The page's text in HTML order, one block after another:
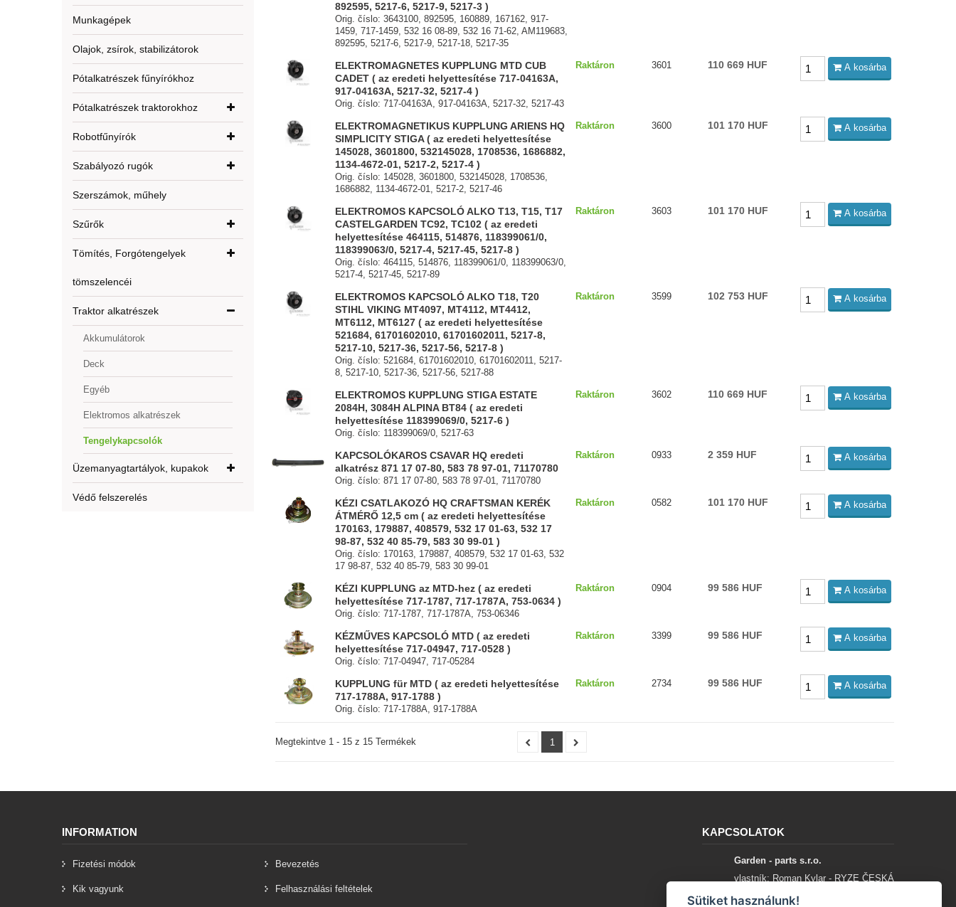
Munkagépek
Olajok, zsírok, stabilizátorok
Pótalkatrészek fűnyírókhoz
Pótalkatrészek traktorokhoz
Robotfűnyírók
Szabályozó rugók
Szerszámok, műhely
Szűrők
Tömítés, Forgótengelyek
tömszelencéi
Traktor alkatrészek
Akkumulátorok
Deck
Egyéb
Elektromos alkatrészek
Tengelykapcsolók
Üzemanyagtartályok, kupakok
Védő felszerelés
892595, 5217-6, 5217-9, 5217-3 )
Orig. číslo: 3643100, 892595, 160889, 167162, 917-
1459, 717-1459, 532 16 08-89, 532 16 71-62, AM119683,
892595, 5217-6, 5217-9, 5217-18, 5217-35
ELEKTROMAGNETES KUPPLUNG MTD CUB
CADET ( az eredeti helyettesítése 717-04163A,
917-04163A, 5217-32, 5217-4 )
Orig. číslo: 717-04163A, 917-04163A, 5217-32, 5217-43
Raktáron 3601 110 669 HUF A kosárba
ELEKTROMAGNETIKUS KUPPLUNG ARIENS HQ
SIMPLICITY STIGA ( az eredeti helyettesítése
145028, 3601800, 532145028, 1708536, 1686882,
1134-4672-01, 5217-2, 5217-4 )
Orig. číslo: 145028, 3601800, 532145028, 1708536,
1686882, 1134-4672-01, 5217-2, 5217-46
Raktáron 3600 101 170 HUF A kosárba
ELEKTROMOS KAPCSOLÓ ALKO T13, T15, T17
CASTELGARDEN TC92, TC102 ( az eredeti
helyettesítése 464115, 514876, 118399061/0,
118399063/0, 5217-4, 5217-45, 5217-8 )
Orig. číslo: 464115, 514876, 118399061/0, 118399063/0,
5217-4, 5217-45, 5217-89
Raktáron 3603 101 170 HUF A kosárba
ELEKTROMOS KAPCSOLÓ ALKO T18, T20
STIHL VIKING MT4097, MT4112, MT4412,
MT6112, MT6127 ( az eredeti helyettesítése
521684, 61701602010, 61701602011, 5217-8,
5217-10, 5217-36, 5217-56, 5217-8 )
Orig. číslo: 521684, 61701602010, 61701602011, 5217-
8, 5217-10, 5217-36, 5217-56, 5217-88
Raktáron 3599 102 753 HUF A kosárba
ELEKTROMOS KUPPLUNG STIGA ESTATE
2084H, 3084H ALPINA BT84 ( az eredeti
helyettesítése 118399069/0, 5217-6 )
Orig. číslo: 118399069/0, 5217-63
Raktáron 3602 110 669 HUF A kosárba
KAPCSOLÓKAROS CSAVAR HQ eredeti
alkatrész 871 17 07-80, 583 78 97-01, 71170780
Orig. číslo: 871 17 07-80, 583 78 97-01, 71170780
Raktáron 0933 2 359 HUF A kosárba
KÉZI CSATLAKOZÓ HQ CRAFTSMAN KERÉK
ÁTMÉRŐ 12,5 cm ( az eredeti helyettesítése
170163, 179887, 408579, 532 17 01-63, 532 17
98-87, 532 40 85-79, 583 30 99-01 )
Orig. číslo: 170163, 179887, 408579, 532 17 01-63, 532
17 98-87, 532 40 85-79, 583 30 99-01
Raktáron 0582 101 170 HUF A kosárba
KÉZI KUPPLUNG az MTD-hez ( az eredeti
helyettesítése 717-1787, 717-1787A, 753-0634 )
Orig. číslo: 717-1787, 717-1787A, 753-06346
Raktáron 0904 99 586 HUF A kosárba
KÉZMŰVES KAPCSOLÓ MTD ( az eredeti
helyettesítése 717-04947, 717-0528 )
Orig. číslo: 717-04947, 717-05284
Raktáron 3399 99 586 HUF A kosárba
KUPPLUNG für MTD ( az eredeti helyettesítése
717-1788A, 917-1788 )
Orig. číslo: 717-1788A, 917-1788A
Raktáron 2734 99 586 HUF A kosárba
1
Megtekintve 1 - 15 z 15 Termékek
INFORMATION
Fizetési módok Bevezetés
Kik vagyunk Felhasználási feltételek
KAPCSOLATOK
Garden - parts s.r.o.
vlastník: Roman Kylar - RYZE ČESKÁ
SPOLEČNOST
Sütiket használunk!